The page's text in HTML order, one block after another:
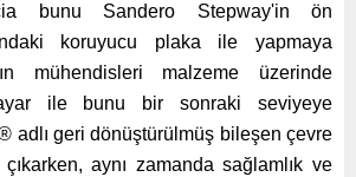
bunu Sandero Stepway'in ön
koruyucu plaka ile yapmaya
mühendisleri malzeme üzerinde
ile bunu bir sonraki seviyeye
adlı geri dönüştürülmüş bileşen çevre
aynı zamanda sağlamlık ve